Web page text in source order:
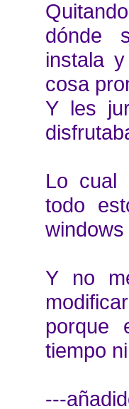
dónde
instala
cosa
Y les
Lo cual
todo
Y no
porque
tiempo
---